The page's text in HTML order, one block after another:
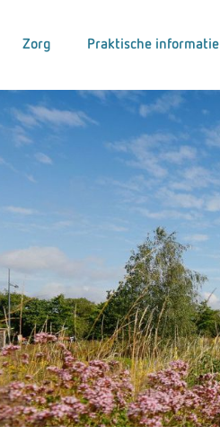
Zorg Praktische informatie